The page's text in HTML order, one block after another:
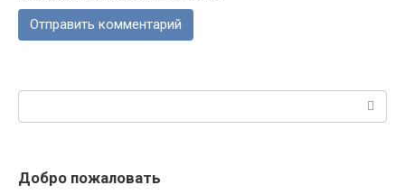
Поиск:
Добро пожаловать